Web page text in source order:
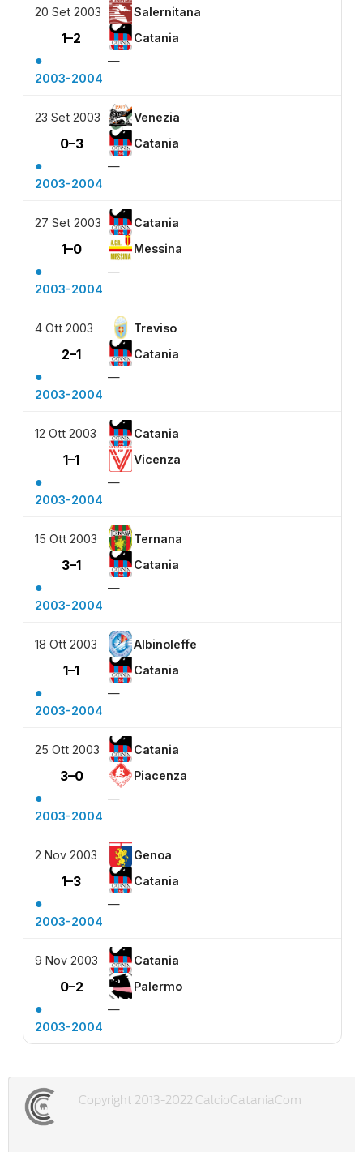
20 Set 2003 Salernitana
1–2 Catania
●
—
2003-2004
23 Set 2003 Venezia
0–3 Catania
●
—
2003-2004
27 Set 2003 Catania
1–0 Messina
●
—
2003-2004
4 Ott 2003 Treviso
2–1 Catania
●
—
2003-2004
12 Ott 2003 Catania
1–1 Vicenza
●
—
2003-2004
15 Ott 2003 Ternana
3–1 Catania
●
—
2003-2004
18 Ott 2003 Albinoleffe
1–1 Catania
●
—
2003-2004
25 Ott 2003 Catania
3–0 Piacenza
●
—
2003-2004
2 Nov 2003 Genoa
1–3 Catania
●
—
2003-2004
9 Nov 2003 Catania
0–2 Palermo
●
—
2003-2004
Copyright 2013-2022 CalcioCataniaCom